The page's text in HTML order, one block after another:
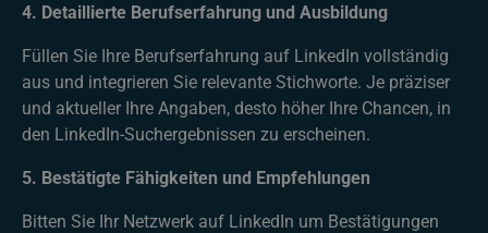
4. Detaillierte Berufserfahrung und Ausbildung
Füllen Sie Ihre Berufserfahrung auf LinkedIn vollständig
aus und integrieren Sie relevante Stichworte. Je präziser
und aktueller Ihre Angaben, desto höher Ihre Chancen, in
den LinkedIn-Suchergebnissen zu erscheinen.
5. Bestätigte Fähigkeiten und Empfehlungen
Bitten Sie Ihr Netzwerk auf LinkedIn um Bestätigungen